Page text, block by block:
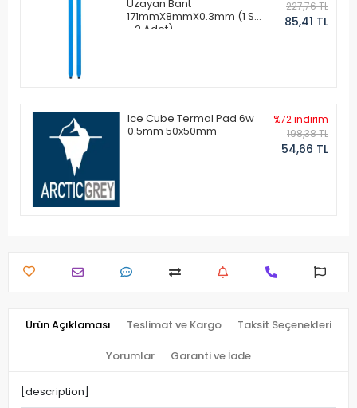
Uzayan Bant
171mmX8mmX0.3mm (1 Set
- 2 Adet)
227,76 TL
85,41 TL
Ice Cube Termal Pad 6w
0.5mm 50x50mm
%72 indirim
198,38 TL
54,66 TL
Ürün Açıklaması Teslimat ve Kargo Taksit Seçenekleri
Yorumlar Garanti ve İade
[description]